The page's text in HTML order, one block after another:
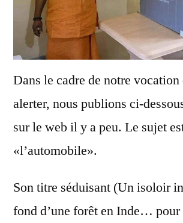
Dans le cadre de notre vocation
alerter, nous publions ci-
sur le web il y a peu. Le sujet
«l’automobile».
Son titre séduisant (Un isoloir
fond d’une forêt en Inde… pour